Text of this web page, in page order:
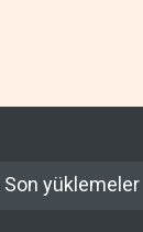
Son yüklemeler